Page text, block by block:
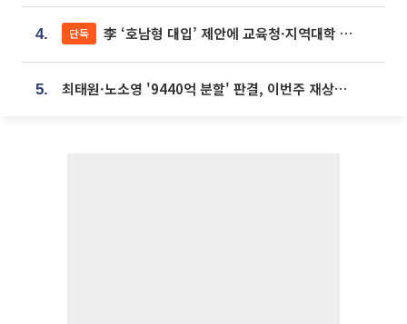
4. 단독 李 ‘호남형 대입’ 제안에 교육청·지역대학 서·논술형 입시 연계 '착수'
5. 최태원·노소영 '9440억 분할' 판결, 이번주 재상고 여부 주목